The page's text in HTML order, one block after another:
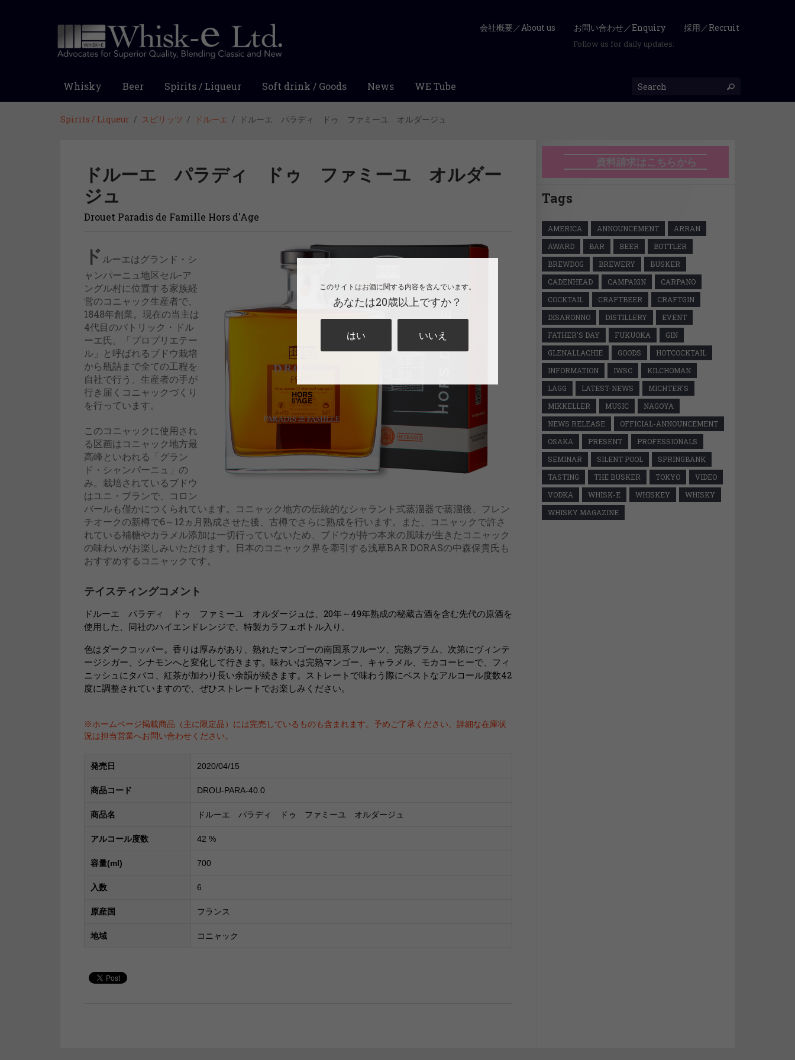
会社概要／About us お問い合わせ／Enquiry 採用／Recruit
Follow us for daily updates:
Whisky Beer Spirits / Liqueur Soft drink / Goods News WE Tube
Spirits / Liqueur スピリッツ ドルーエ ドルーエ パラディ ドゥ ファミーユ オルダージュ
ドルーエ パラディ ドゥ ファミーユ オルダー
ジュ
Drouet Paradis de Famille Hors d'Age
ド ルーエはグランド・シ
ャンパーニュ地区セル-ア
ングル村に位置する家族経
営のコニャック生産者で、
1848年創業。現在の当主は
4代目のパトリック・ドル
ーエ氏。「プロプリエテー
ル」と呼ばれるブドウ栽培
から瓶詰まで全ての工程を
自社で行う、生産者の手が
行き届くコニャックづくり
を行っています。
このコニャックに使用され
る区画はコニャック地方最
高峰といわれる「グラン
ド・シャンパーニュ」の
み。栽培されているブドウ
はユニ・ブランで、コロン
バールも僅かにつくられています。コニャック地方の伝統的なシャラント式蒸溜器で蒸溜後、フレン
チオークの新樽で6～12ヵ月熟成させた後、古樽でさらに熟成を行います。また、コニャックで許さ
れている補糖やカラメル添加は一切行っていないため、ブドウが持つ本来の風味が生きたコニャック
の味わいがお楽しみいただけます。日本のコニャック界を牽引する浅草BAR DORASの中森保貴氏も
おすすめするコニャックです。
テイスティングコメント
ドルーエ パラディ ドゥ ファミーユ オルダージュは、20年～49年熟成の秘蔵古酒を含む先代の原酒を
使用した、同社のハイエンドレンジで、特製カラフェボトル入り。
色はダークコッパー。香りは厚みがあり、熟れたマンゴーの南国系フルーツ、完熟プラム、次第にヴィンテ
ージシガー、シナモンへと変化して行きます。味わいは完熟マンゴー、キャラメル、モカコーヒーで、フィ
ニッシュにタバコ、紅茶が加わり長い余韻が続きます。ストレートで味わう際にベストなアルコール度数42
度に調整されていますので、ぜひストレートでお楽しみください。
※ホームページ掲載商品（主に限定品）には完売しているものも含まれます。予めご了承ください。詳細な在庫状
況は担当営業へお問い合わせください。
発売日 2020/04/15
商品コード DROU-PARA-40.0
商品名 ドルーエ パラディ ドゥ ファミーユ オルダージュ
アルコール度数 42 %
容量(ml) 700
入数 6
原産国 フランス
地域 コニャック
資料請求はこちらから
Tags
AMERICA ANNOUNCEMENT
ARRAN
AWARD
BAR BEER
BOTTLER
BREWDOG
BREWERY
BUSKER
CADENHEAD
CAMPAIGN
CARPANO
COCKTAIL
CRAFTBEER
CRAFTGIN
DISARONNO
DISTILLERY
EVENT
FATHER'S DAY
FUKUOKA
GIN
GLENALLACHIE
GOODS
HOTCOCKTAIL
INFORMATION
IWSC
KILCHOMAN
LAGG
LATEST-NEWS
MICHTER'S
MIKKELLER
MUSIC
NAGOYA
NEWS RELEASE
OFFICIAL-ANNOUNCEMENT
OSAKA
PRESENT
PROFESSIONALS
SEMINAR
SILENT POOL
SPRINGBANK
TASTING
THE BUSKER TOKYO
VIDEO
VODKA
WHISK-E WHISKEY
WHISKY
WHISKY MAGAZINE
このサイトはお酒に関する内容を含んでいます。
あなたは20歳以上ですか？
はい いいえ